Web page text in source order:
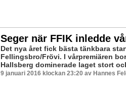
Seger när FFIK inledde
Det nya året fick bästa tänkbara
Fellingsbro/Frövi. I vårpremiären
Hallsberg dominerade laget stort
9 januari 2016 klockan 23:20 av Hannes